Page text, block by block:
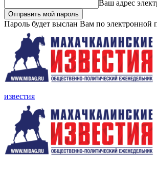
Ваш адрес
Пароль будет выслан Вам по электронной
известия